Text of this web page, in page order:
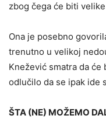
zbog čega će biti
Ona je posebno
trenutno u velikoj
Knežević smatra da
odlučilo da se ipak ide
ŠTA (NE) MOŽEMO